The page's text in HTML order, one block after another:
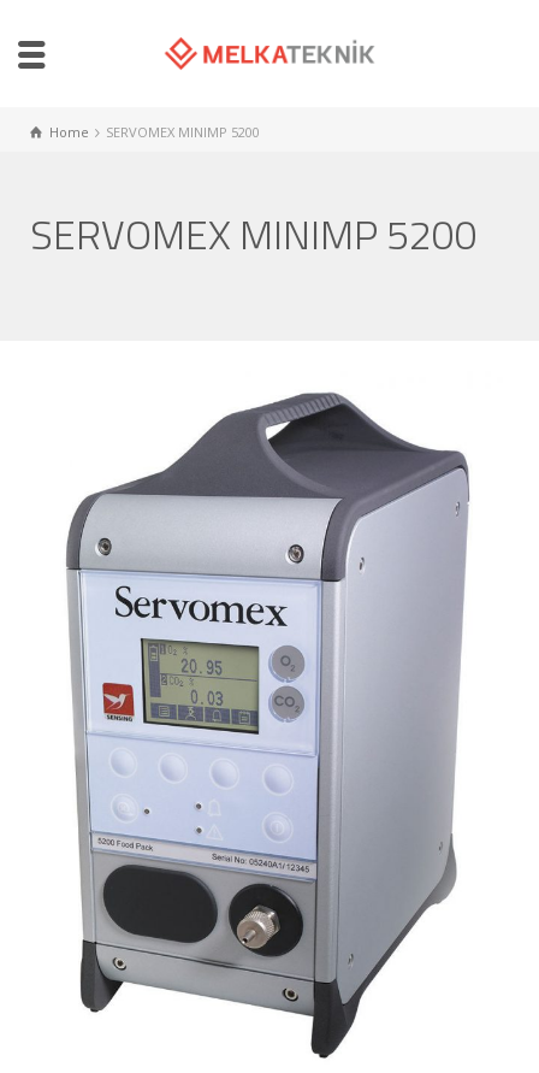
Home SERVOMEX MINIMP 5200
SERVOMEX MINIMP 5200